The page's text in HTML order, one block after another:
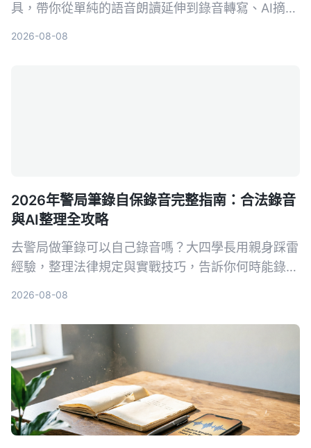
具，帶你從單純的語音朗讀延伸到錄音轉寫、AI摘要
2026-08-08
2026年警局筆錄自保錄音完整指南：合法錄音
與AI整理全攻略
去警局做筆錄可以自己錄音嗎？大四學長用親身踩雷
經驗，整理法律規定與實戰技巧，告訴你何時能錄、
2026-08-08